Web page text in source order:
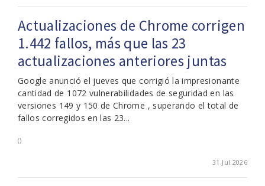
Actualizaciones de Chrome corrigen
1.442 fallos, más que las 23
actualizaciones anteriores juntas
Google anunció el jueves que corrigió la impresionante
cantidad de 1072 vulnerabilidades de seguridad en las
versiones 149 y 150 de Chrome , superando el total de
fallos corregidos en las 23...
()
31.Jul.2026